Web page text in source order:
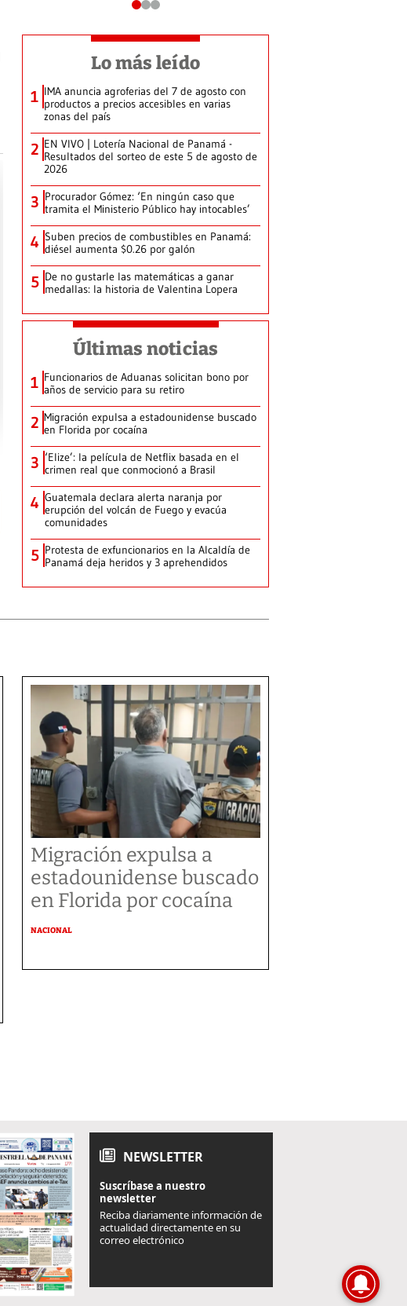
Lo más leído
1 IMA anuncia agroferias del 7 de agosto con
productos a precios accesibles en varias
zonas del país
2 EN VIVO | Lotería Nacional de Panamá -
Resultados del sorteo de este 5 de agosto de
2026
3 Procurador Gómez: ‘En ningún caso que
tramita el Ministerio Público hay intocables’
4 Suben precios de combustibles en Panamá:
diésel aumenta $0.26 por galón
5 De no gustarle las matemáticas a ganar
medallas: la historia de Valentina Lopera
Últimas noticias
1 Funcionarios de Aduanas solicitan bono por
años de servicio para su retiro
2 Migración expulsa a estadounidense buscado
en Florida por cocaína
3 ‘Elize’: la película de Netflix basada en el
crimen real que conmocionó a Brasil
4 Guatemala declara alerta naranja por
erupción del volcán de Fuego y evacúa
comunidades
5 Protesta de exfuncionarios en la Alcaldía de
Panamá deja heridos y 3 aprehendidos
Migración expulsa a
estadounidense buscado
en Florida por cocaína
NACIONAL
NEWSLETTER
Suscríbase a nuestro
newsletter
Reciba diariamente información de
actualidad directamente en su
correo electrónico